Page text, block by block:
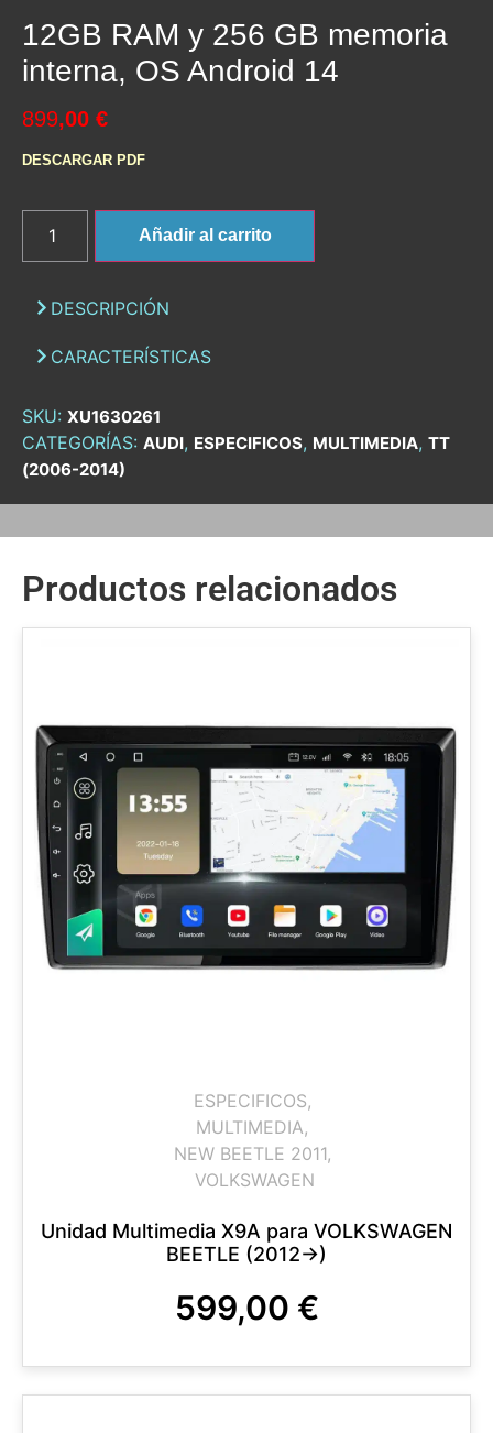
12GB RAM y 256 GB memoria
interna, OS Android 14
899,00 €
DESCARGAR PDF
Añadir al carrito
DESCRIPCIÓN
CARACTERÍSTICAS
SKU: XU1630261
CATEGORÍAS: AUDI, ESPECIFICOS, MULTIMEDIA, TT
(2006-2014)
Productos relacionados
ESPECIFICOS,
MULTIMEDIA,
NEW BEETLE 2011,
VOLKSWAGEN
Unidad Multimedia X9A para VOLKSWAGEN
BEETLE (2012->)
599,00 €